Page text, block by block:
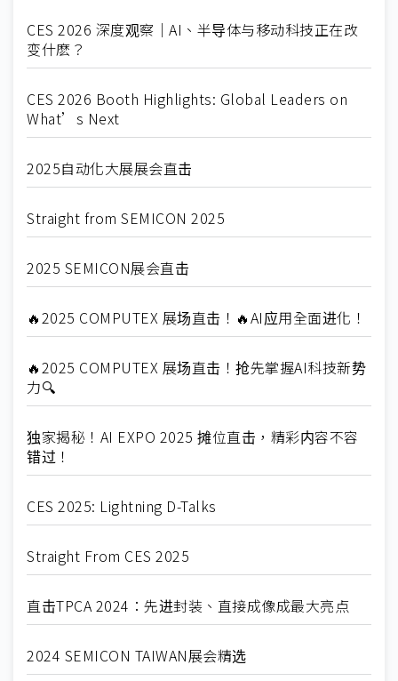
CES 2026 深度观察｜AI、半导体与移动科技正在改
变什麽？
CES 2026 Booth Highlights: Global Leaders on
What’s Next
2025自动化大展展会直击
Straight from SEMICON 2025
2025 SEMICON展会直击
🔥2025 COMPUTEX 展场直击！🔥AI应用全面进化！
🔥2025 COMPUTEX 展场直击！抢先掌握AI科技新势
力🔍
独家揭秘！AI EXPO 2025 摊位直击，精彩内容不容
错过！
CES 2025: Lightning D-Talks
Straight From CES 2025
直击TPCA 2024：先进封装、直接成像成最大亮点
2024 SEMICON TAIWAN展会精选